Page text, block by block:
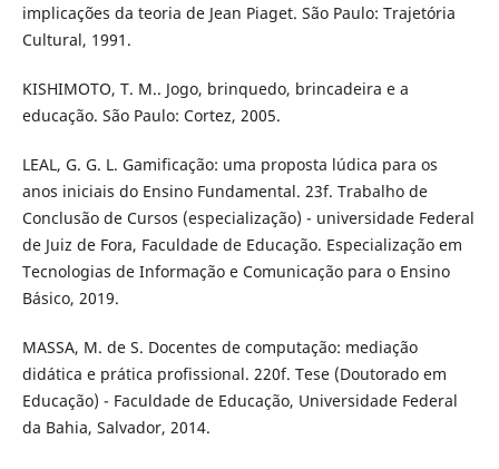
implicações da teoria de Jean Piaget. São Paulo: Trajetória
Cultural, 1991.
KISHIMOTO, T. M.. Jogo, brinquedo, brincadeira e a
educação. São Paulo: Cortez, 2005.
LEAL, G. G. L. Gamificação: uma proposta lúdica para os
anos iniciais do Ensino Fundamental. 23f. Trabalho de
Conclusão de Cursos (especialização) - universidade Federal
de Juiz de Fora, Faculdade de Educação. Especialização em
Tecnologias de Informação e Comunicação para o Ensino
Básico, 2019.
MASSA, M. de S. Docentes de computação: mediação
didática e prática profissional. 220f. Tese (Doutorado em
Educação) - Faculdade de Educação, Universidade Federal
da Bahia, Salvador, 2014.